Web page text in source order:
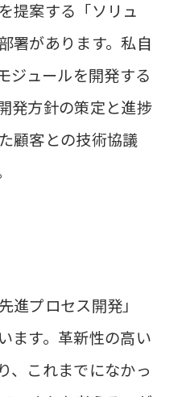
提案する「ソリュ
署があります。私自
ジュールを開発する
発方針の策定と進捗
顧客との技術協議
進プロセス開発」
ます。革新性の高い
、これまでになかっ